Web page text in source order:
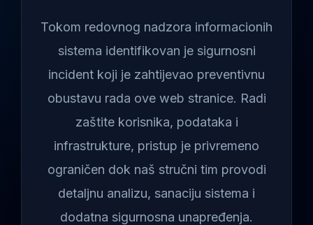
Tokom redovnog nadzora informacionih
sistema identifikovan je sigurnosni
incident koji je zahtijevao preventivnu
obustavu rada ove web stranice. Radi
zaštite korisnika, podataka i
infrastrukture, pristup je privremeno
ograničen dok naš stručni tim provodi
detaljnu analizu, sanaciju sistema i
dodatna sigurnosna unapređenja.